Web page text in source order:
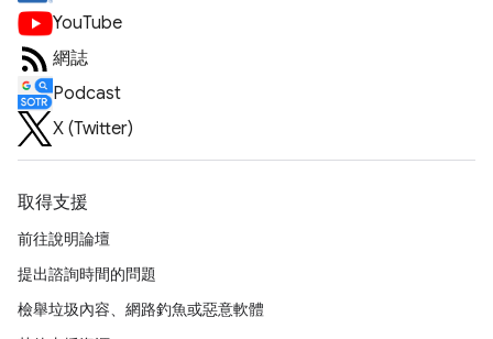
YouTube
網誌
Podcast
X (Twitter)
取得支援
前往說明論壇
提出諮詢時間的問題
檢舉垃圾內容、網路釣魚或惡意軟體